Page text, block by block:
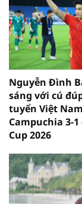
Nguyễn Đình
sáng với cú
tuyển Việt
Campuchia 3-1
Cup 2026